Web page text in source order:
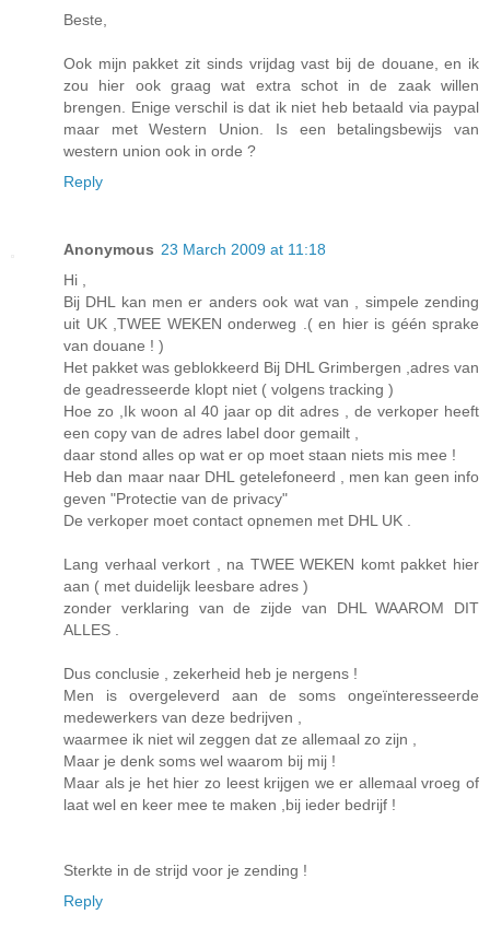
Beste,
Ook mijn pakket zit sinds vrijdag vast bij de douane, en ik
zou hier ook graag wat extra schot in de zaak willen
brengen. Enige verschil is dat ik niet heb betaald via paypal
maar met Western Union. Is een betalingsbewijs van
western union ook in orde ?
Reply
Anonymous 23 March 2009 at 11:18
Hi ,
Bij DHL kan men er anders ook wat van , simpele zending
uit UK ,TWEE WEKEN onderweg .( en hier is géén sprake
van douane ! )
Het pakket was geblokkeerd Bij DHL Grimbergen ,adres van
de geadresseerde klopt niet ( volgens tracking )
Hoe zo ,Ik woon al 40 jaar op dit adres , de verkoper heeft
een copy van de adres label door gemailt ,
daar stond alles op wat er op moet staan niets mis mee !
Heb dan maar naar DHL getelefoneerd , men kan geen info
geven "Protectie van de privacy"
De verkoper moet contact opnemen met DHL UK .
Lang verhaal verkort , na TWEE WEKEN komt pakket hier
aan ( met duidelijk leesbare adres )
zonder verklaring van de zijde van DHL WAAROM DIT
ALLES .
Dus conclusie , zekerheid heb je nergens !
Men is overgeleverd aan de soms ongeïnteresseerde
medewerkers van deze bedrijven ,
waarmee ik niet wil zeggen dat ze allemaal zo zijn ,
Maar je denk soms wel waarom bij mij !
Maar als je het hier zo leest krijgen we er allemaal vroeg of
laat wel en keer mee te maken ,bij ieder bedrijf !
Sterkte in de strijd voor je zending !
Reply